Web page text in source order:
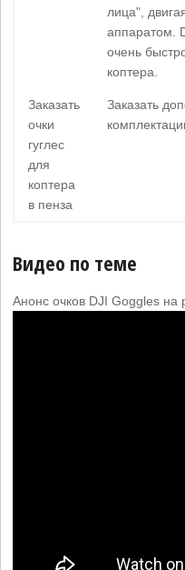
лица",
аппаратом.
очень
коптера.
Заказать
очки
гуглес
для
коптера
в пенза
Заказать
Видео по теме
Анонс очков DJI Goggles на